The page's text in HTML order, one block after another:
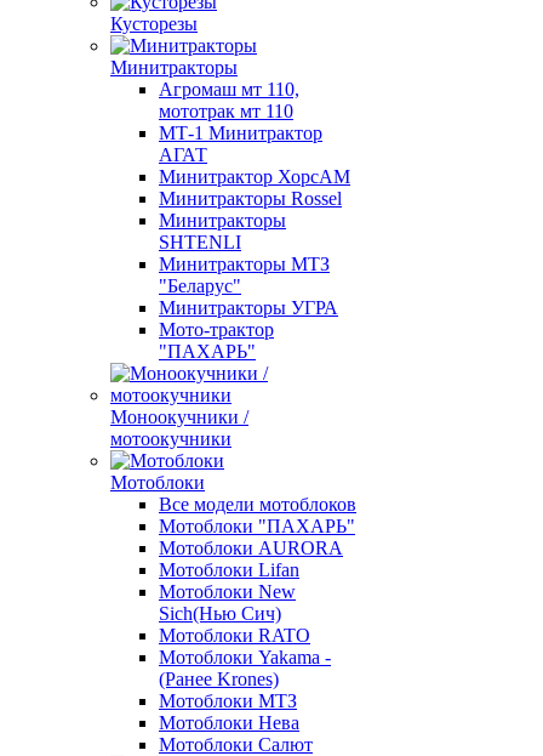
Кусторезы
Минитракторы
Агромаш мт 110,
мототрак мт 110
МТ-1 Минитрактор
АГАТ
Минитрактор ХорсАМ
Минитракторы Rossel
Минитракторы
SHTENLI
Минитракторы МТЗ
"Беларус"
Минитракторы УГРА
Мото-трактор
"ПАХАРЬ"
Моноокучники /
мотоокучники
Мотоблоки
Все модели мотоблоков
Мотоблоки "ПАХАРЬ"
Мотоблоки AURORA
Мотоблоки Lifan
Мотоблоки New
Sich(Нью Сич)
Мотоблоки RATO
Мотоблоки Yakama -
(Ранее Krones)
Мотоблоки МТЗ
Мотоблоки Нева
Мотоблоки Салют